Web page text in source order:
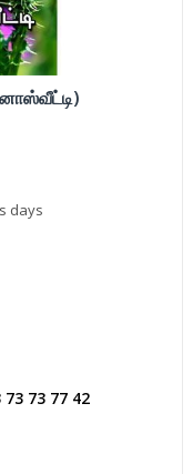
days
73 73 77 42